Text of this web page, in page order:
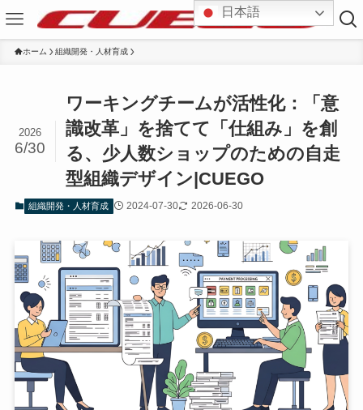
ホーム 組織開発・人材育成
ワーキングチームが活性化：「意
識改革」を捨てて「仕組み」を創
る、少人数ショップのための自走
型組織デザイン|CUEGO
2026
6/30
組織開発・人材育成 2024-07-30 2026-06-30
日本語